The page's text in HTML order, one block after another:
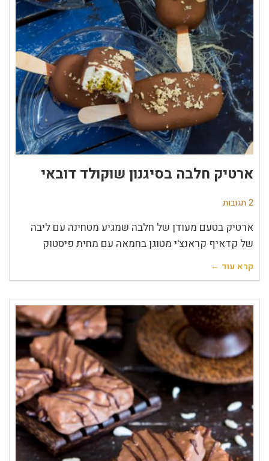
ארטיק חלבה בסיגנון שוקולד דובאי
2 תגובות
ארטיק בטעם מעודן של חלבה שמגיע מטחינה עם ליבה
של קדאיף קראנצ'י מטוגן בחמאה עם מחית פיסטוק
קרא עוד ←